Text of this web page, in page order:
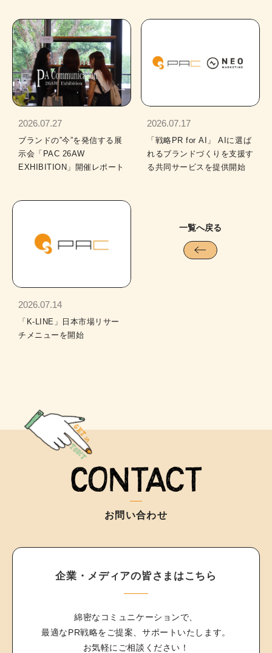
2026.07.27
ブランドの”今”を発信する展
示会「PAC 26AW
EXHIBITION」開催レポート
2026.07.17
「戦略PR for AI」 AIに選ば
れるブランドづくりを支援す
る共同サービスを提供開始
2026.07.14
「K-LINE」日本市場リサー
チメニューを開始
一覧へ戻る
お問い合わせ
企業・メディアの皆さまはこちら
綿密なコミュニケーションで、
最適なPR戦略をご提案、サポートいたします。
お気軽にご相談ください！